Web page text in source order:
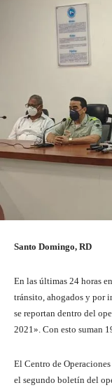
Santo Domingo, RD
En las últimas 24 horas
tránsito, ahogados y por
se reportan dentro del
2021». Con esto suman
El Centro de
el segundo boletín del